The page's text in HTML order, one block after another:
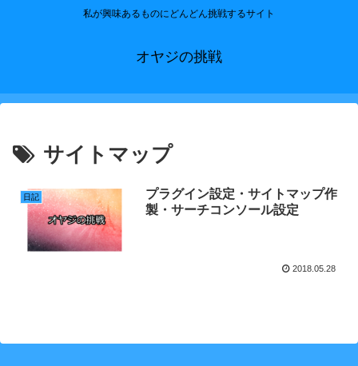
私が興味あるものにどんどん挑戦するサイト
オヤジの挑戦
サイトマップ
日記
プラグイン設定・サイトマップ作
製・サーチコンソール設定
2018.05.28